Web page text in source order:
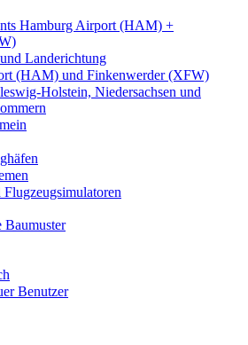
Hamburg Airport (HAM) +
Landerichtung
(HAM) und Finkenwerder (XFW)
Holstein, Niedersachsen und
Benutzer